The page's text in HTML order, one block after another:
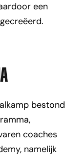
een
bestond
coaches
namelijk